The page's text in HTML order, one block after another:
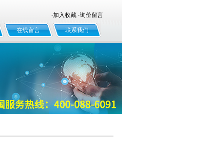
·加入收藏·询价留言
在线留言 联系我们